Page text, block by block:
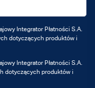
Integrator Płatności S.A.
dotyczących produktów i
Integrator Płatności S.A.
dotyczących produktów i